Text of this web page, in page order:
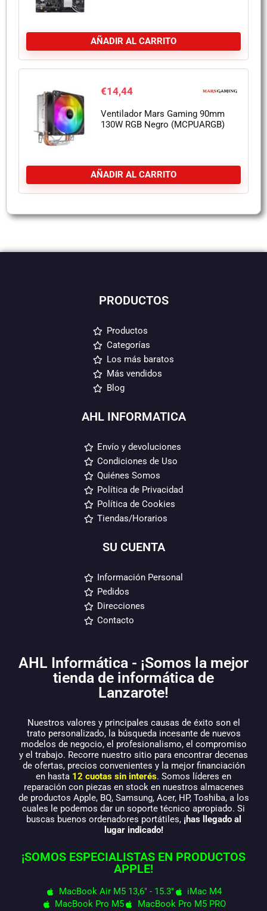
AÑADIR AL CARRITO
€14,44
Ventilador Mars Gaming 90mm
130W RGB Negro (MCPUARGB)
AÑADIR AL CARRITO
PRODUCTOS
Productos
Categorías
Los más baratos
Más vendidos
Blog
AHL INFORMATICA
Envío y devoluciones
Condiciones de Uso
Quiénes Somos
Política de Privacidad
Política de Cookies
Tiendas/Horarios
SU CUENTA
Información Personal
Pedidos
Direcciones
Contacto
AHL Informática - ¡Somos la mejor
tienda de informática de
Lanzarote!
Nuestros valores y principales causas de éxito son el
trato personalizado, la búsqueda incesante de nuevos
modelos de negocio, el profesionalismo, el compromiso
y el trabajo. Recorre nuestro sitio para encontrar decenas
de ofertas, precios convenientes y la mejor financiación
en hasta 12 cuotas sin interés. Somos líderes en
reparación con piezas en stock en nuestros almacenes
de productos Apple, BQ, Samsung, Acer, HP, Toshiba, a los
cuales le podemos dar un soporte técnico apropiado. Si
buscas buenos ordenadores portátiles, ¡has llegado al
lugar indicado!
¡SOMOS ESPECIALISTAS EN PRODUCTOS
APPLE!
MacBook Air M5 13,6" - 15.3"
iMac M4
MacBook Pro M5
MacBook Pro M5 PRO